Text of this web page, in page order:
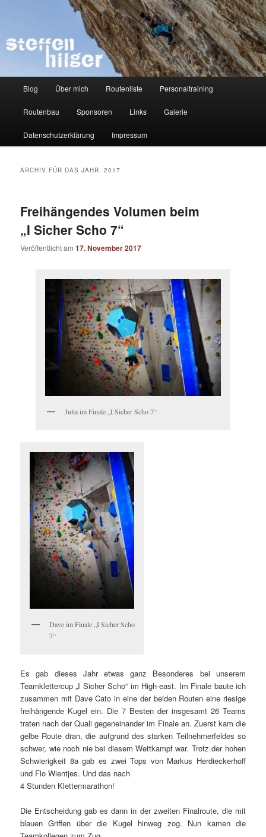
wechselnSteffen Hilger
Kletterer – Routenbauer – Trainer
Blog Über mich Routenliste Personaltraining
Routenbau Sponsoren Links Galerie
Datenschutzerklärung Impressum
ARCHIV FÜR DAS JAHR:2017
Freihängendes Volumen beim
„I Sicher Scho 7“
Veröffentlicht am17. November 2017
Julia im Finale „I Sicher Scho 7“
Dave im Finale „I Sicher Scho
7“
Es gab dieses Jahr etwas ganz Besonderes bei unserem
Teamklettercup „I Sicher Scho“ im High-east. Im Finale baute ich
zusammen mit Dave Cato in eine der beiden Routen eine riesige
freihängende Kugel ein. Die 7 Besten der insgesamt 26 Teams
traten nach der Quali gegeneinander im Finale an. Zuerst kam die
gelbe Route dran, die aufgrund des starken Teilnehmerfeldes so
schwer, wie noch nie bei diesem Wettkampf war. Trotz der hohen
Schwierigkeit 8a gab es zwei Tops von Markus Herdieckerhoff
und Flo Wientjes. Und das nach
4 Stunden Klettermarathon!
Die Entscheidung gab es dann in der zweiten Finalroute, die mit
blauen Griffen über die Kugel hinweg zog. Nun kamen die